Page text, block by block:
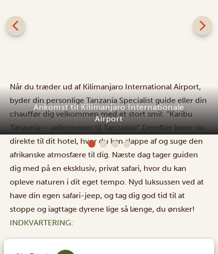
Ankomst til Kilimanjaro Internationale
Airport
Når du træder ud af Kilimanjaro International Airport,
byder din personlige Tanzania Specialist guide eller din
chauffør dig velkommen med et stort smil: “Karibu
Tanzania – velkommen til Tanzania!” Derefter kører du
direkte til dit hotel, hvor du kan slappe af og suge den
afrikanske atmosfære til dig. Næste dag tager guiden
dig med på en eksklusiv, privat safari, hvor du kan
opleve naturen i dit eget tempo. Nyd luksussen ved at
have din egen safari-jeep, og tag dig god tid til at
stoppe og iagttage dyrene lige så længe, du ønsker!
INDKVARTERING: